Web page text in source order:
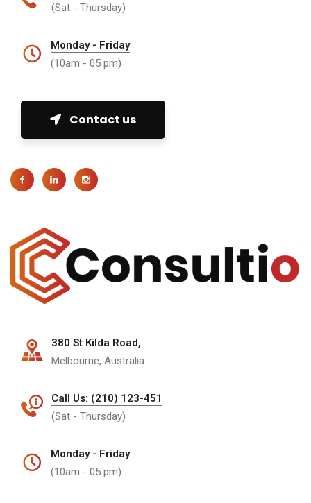
(Sat - Thursday)
Monday - Friday
(10am - 05 pm)
Contact us
380 St Kilda Road,
Melbourne, Australia
Call Us: (210) 123-451
(Sat - Thursday)
Monday - Friday
(10am - 05 pm)